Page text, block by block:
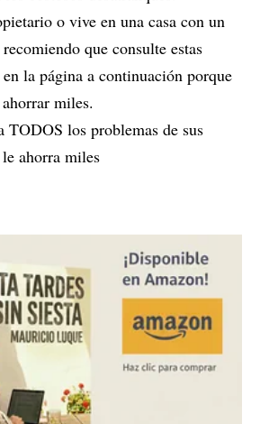
o vive en una casa con un
que consulte estas
en la página a continuación porque
miles.
TODOS los problemas de sus
ahorra miles